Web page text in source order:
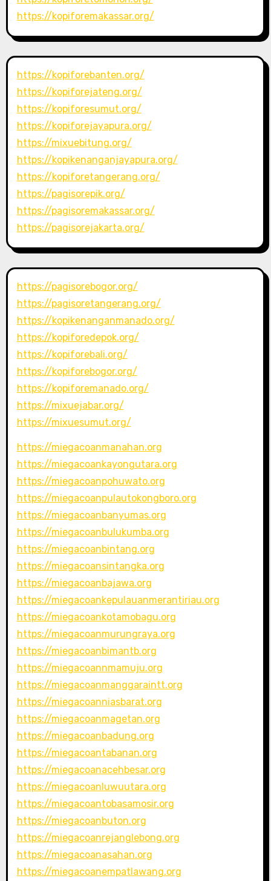
https://kopiforemakassar.org/
https://kopiforebanten.org/
https://kopiforejateng.org/
https://kopiforesumut.org/
https://kopiforejayapura.org/
https://mixuebitung.org/
https://kopikenanganjayapura.org/
https://kopiforetangerang.org/
https://pagisorepik.org/
https://pagisoremakassar.org/
https://pagisorejakarta.org/
https://pagisorebogor.org/
https://pagisoretangerang.org/
https://kopikenanganmanado.org/
https://kopiforedepok.org/
https://kopiforebali.org/
https://kopiforebogor.org/
https://kopiforemanado.org/
https://mixuejabar.org/
https://mixuesumut.org/
https://miegacoanmanahan.org
https://miegacoankayongutara.org
https://miegacoanpohuwato.org
https://miegacoanpulautokongboro.org
https://miegacoanbanyumas.org
https://miegacoanbulukumba.org
https://miegacoanbintang.org
https://miegacoansintangka.org
https://miegacoanbajawa.org
https://miegacoankepulauanmerantiriau.org
https://miegacoankotamobagu.org
https://miegacoanmurungraya.org
https://miegacoanbimantb.org
https://miegacoannmamuju.org
https://miegacoanmanggaraintt.org
https://miegacoanniasbarat.org
https://miegacoanmagetan.org
https://miegacoanbadung.org
https://miegacoantabanan.org
https://miegacoanacehbesar.org
https://miegacoanluwuutara.org
https://miegacoantobasamosir.org
https://miegacoanbuton.org
https://miegacoanrejanglebong.org
https://miegacoanasahan.org
https://miegacoanempatlawang.org